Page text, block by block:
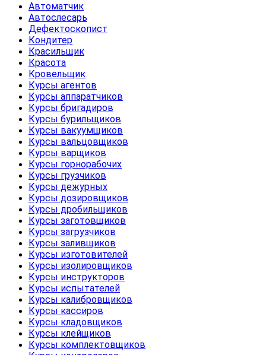
Автоматчик
Автослесарь
Дефектоскопист
Кондитер
Красильщик
Красота
Кровельщик
Курсы агентов
Курсы аппаратчиков
Курсы бригадиров
Курсы бурильщиков
Курсы вакуумщиков
Курсы вальцовщиков
Курсы варщиков
Курсы горнорабочих
Курсы грузчиков
Курсы дежурных
Курсы дозировщиков
Курсы дробильщиков
Курсы заготовщиков
Курсы загрузчиков
Курсы заливщиков
Курсы изготовителей
Курсы изолировщиков
Курсы инструкторов
Курсы испытателей
Курсы калибровщиков
Курсы кассиров
Курсы кладовщиков
Курсы клейщиков
Курсы комплектовщиков